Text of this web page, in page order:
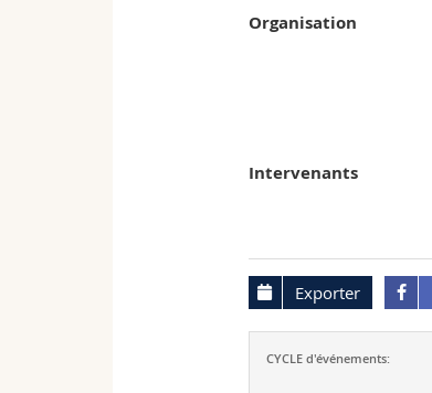
Organisation
Intervenants
Exporter
CYCLE d'événements: